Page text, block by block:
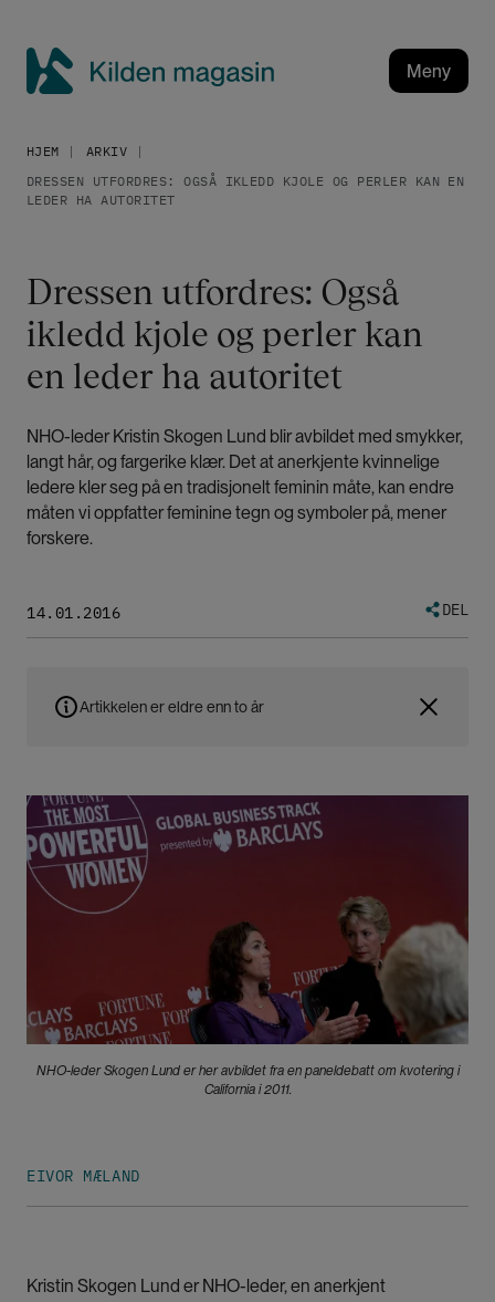
d
m
a
g
a
s
i
n
Meny
HJEM
ARKIV
DRESSEN UTFORDRES: OGSÅ IKLEDD KJOLE OG PERLER KAN EN
LEDER HA AUTORITET
Dressen utfordres: Også
ikledd kjole og perler kan
en leder ha autoritet
NHO-leder Kristin Skogen Lund blir avbildet med smykker,
langt hår, og fargerike klær. Det at anerkjente kvinnelige
ledere kler seg på en tradisjonelt feminin måte, kan endre
måten vi oppfatter feminine tegn og symboler på, mener
forskere.
14.01.2016 DEL
Artikkelen er eldre enn to år
Bilde
NHO-leder Skogen Lund er her avbildet fra en paneldebatt om kvotering i
California i 2011.
EIVOR MÆLAND
Kristin Skogen Lund er NHO-leder, en anerkjent